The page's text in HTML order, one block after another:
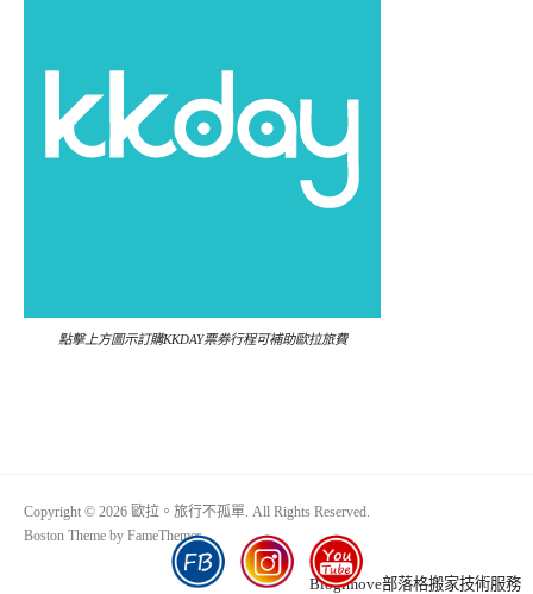
點擊上方圖示訂購KKDAY票券行程可補助歐拉旅費
Copyright © 2026 歐拉。旅行不孤單. All Rights Reserved.
Boston Theme by FameThemes
Blogimove部落格搬家技術服務